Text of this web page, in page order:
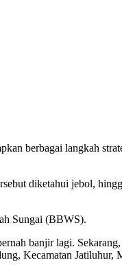
berbagai langkah
diketahui jebol,
Sungai (BBWS).
banjir lagi.
Kecamatan Jatiluhur,